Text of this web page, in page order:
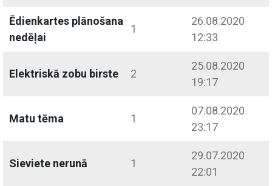
Ēdienkartes plānošana
nedēļai
1
26.08.2020
12:33
Elektriskā zobu birste 2
25.08.2020
19:17
Matu tēma 1
07.08.2020
23:17
Sieviete nerunā 1
29.07.2020
22:01